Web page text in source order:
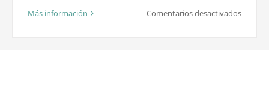
Más información Comentarios desactivadosen